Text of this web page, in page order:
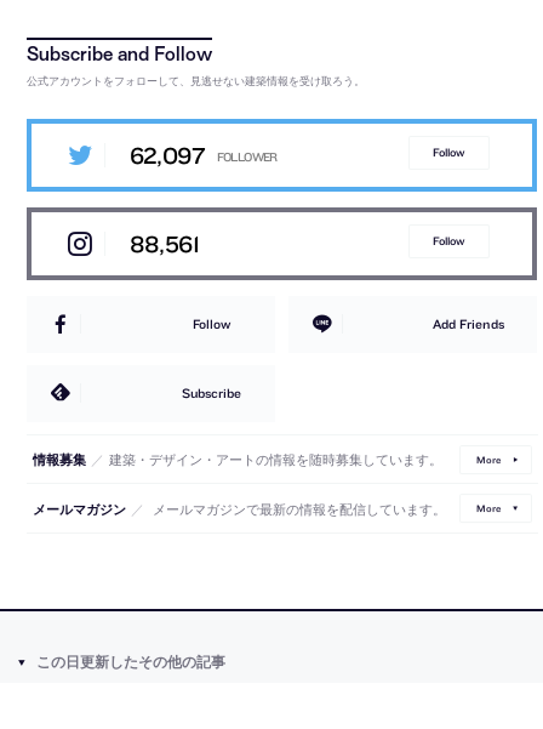
公式アカウントをフォローして、見逃せない建築情報を受け取ろう。
62,097 Follow
88,561 Follow
Follow Add Friends
Subscribe
情報募集 ／ 建築・デザイン・アートの情報を随時募集しています。 More
メールマガジン ／ メールマガジンで最新の情報を配信しています。 More
この日更新したその他の記事